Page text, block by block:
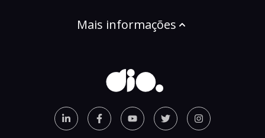
Mais informações